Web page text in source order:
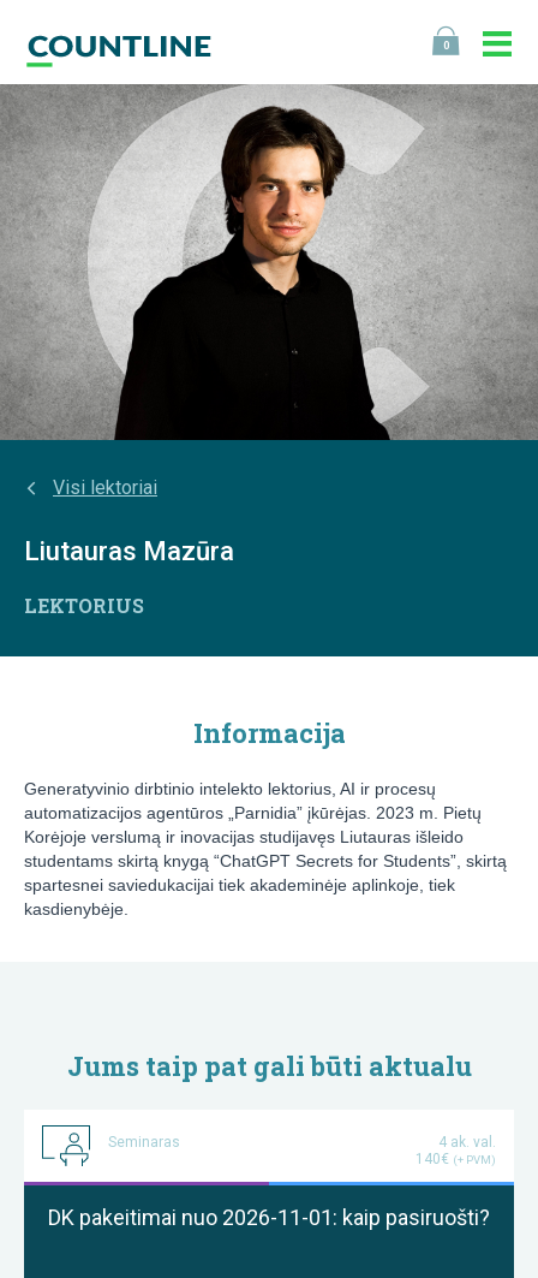
0
Visi lektoriai
Liutauras Mazūra
LEKTORIUS
Informacija
Generatyvinio dirbtinio intelekto lektorius, AI ir procesų
automatizacijos agentūros „Parnidia” įkūrėjas. 2023 m. Pietų
Korėjoje verslumą ir inovacijas studijavęs Liutauras išleido
studentams skirtą knygą “ChatGPT Secrets for Students”, skirtą
spartesnei saviedukacijai tiek akademinėje aplinkoje, tiek
kasdienybėje.
Jums taip pat gali būti aktualu
Seminaras
4 ak. val.
140€ (+ PVM)
DK pakeitimai nuo 2026-11-01: kaip pasiruošti?